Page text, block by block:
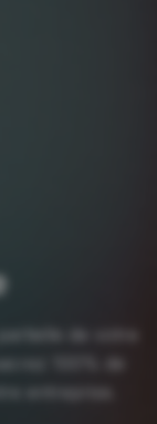
de votre
100% de
entreprise.